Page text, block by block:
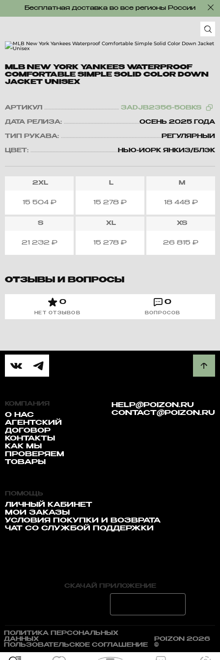
Бесплатная доставка во все регионы России
MLB NEW YORK YANKEES WATERPROOF
COMFORTABLE SIMPLE SOLID COLOR DOWN
JACKET UNISEX
АРТИКУЛ 3ADJB2356-50BKS
ДАТА РЕЛИЗА: ОСЕНЬ 2025 ГОДА
ТИП РУКАВА: РЕГУЛЯРНЫЙ
ЦВЕТ: НЬЮ-ЙОРК ЯНКИЗ/БЛЭК
2XL
15 504 ₽
L
15 278 ₽
M
18 448 ₽
S
21 232 ₽
XL
15 278 ₽
XS
26 815 ₽
ОТЗЫВЫ И ВОПРОСЫ
0
НЕТ ОТЗЫВОВ
0
ВОПРОСОВ
КОМПАНИЯ
О НАС
АГЕНТСКИЙ
ДОГОВОР
КОНТАКТЫ
КАК МЫ
ПРОВЕРЯЕМ
ТОВАРЫ
HELP@POIZON.RU
CONTACT@POIZON.RU
ПОМОЩЬ
ЛИЧНЫЙ КАБИНЕТ
МОИ ЗАКАЗЫ
УСЛОВИЯ ПОКУПКИ И ВОЗВРАТА
ЧАТ СО СЛУЖБОЙ ПОДДЕРЖКИ
СКАЧАЙ ПРИЛОЖЕНИЕ
ПОЛИТИКА ПЕРСОНАЛЬНЫХ
ДАННЫХ
ПОЛЬЗОВАТЕЛЬСКОЕ СОГЛАШЕНИЕ
POIZON 2026
©